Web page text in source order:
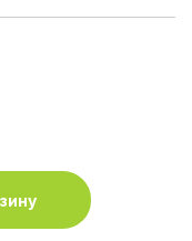
018-W 1200Вт 220